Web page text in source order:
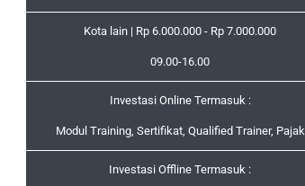
Kota lain | Rp 6.000.000 - Rp 7.000.000
09.00-16.00
Investasi Online Termasuk :
Modul Training, Sertifikat, Qualified Trainer, Pajak
Investasi Offline Termasuk :